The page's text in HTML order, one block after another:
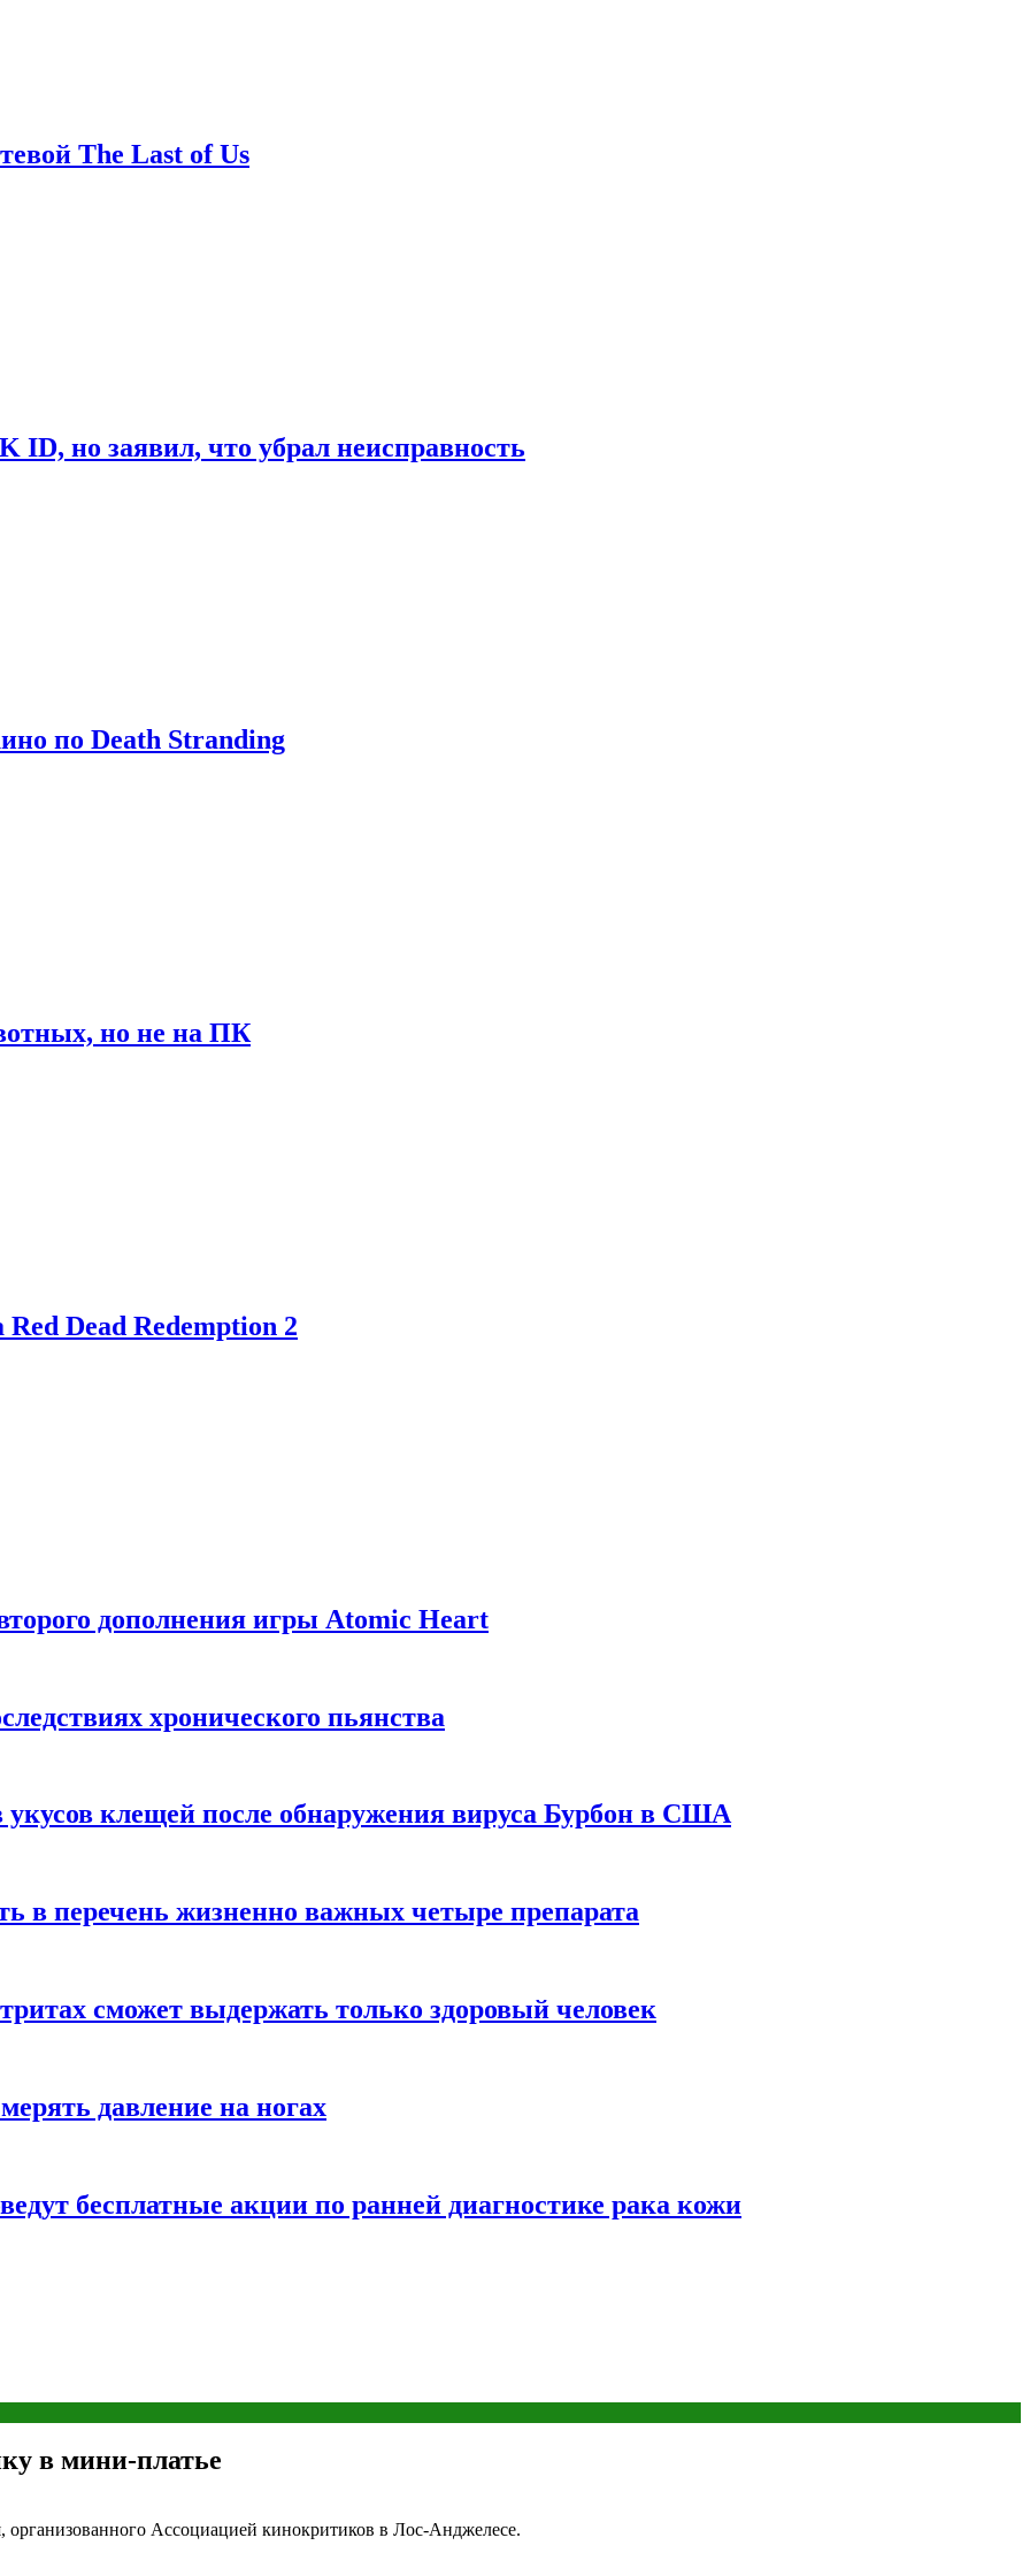
The Last of Us
но заявил, что убрал неисправность
по Death Stranding
но не на ПК
Dead Redemption 2
дополнения игры Atomic Heart
хронического пьянства
клещей после обнаружения вируса Бурбон в США
в перечень жизненно важных четыре препарата
сможет выдержать только здоровый человек
давление на ногах
бесплатные акции по ранней диагностике рака кожи
в мини-платье
организованного Ассоциацией кинокритиков в Лос-Анджелесе.